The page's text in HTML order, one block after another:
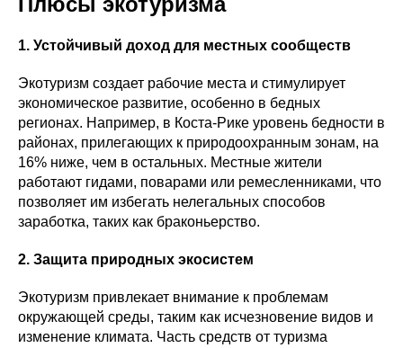
1. Устойчивый доход для местных сообществ
Экотуризм создает рабочие места и стимулирует
экономическое развитие, особенно в бедных
регионах. Например, в Коста-Рике уровень бедности в
районах, прилегающих к природоохранным зонам, на
16% ниже, чем в остальных. Местные жители
работают гидами, поварами или ремесленниками, что
позволяет им избегать нелегальных способов
заработка, таких как браконьерство.
2. Защита природных экосистем
Экотуризм привлекает внимание к проблемам
окружающей среды, таким как исчезновение видов и
изменение климата. Часть средств от туризма